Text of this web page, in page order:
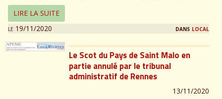
le 19/11/2020 dans local
LIRE LA SUITE
Le Scot du Pays de Saint Malo en
partie annulé par le tribunal
administratif de Rennes
13/11/2020